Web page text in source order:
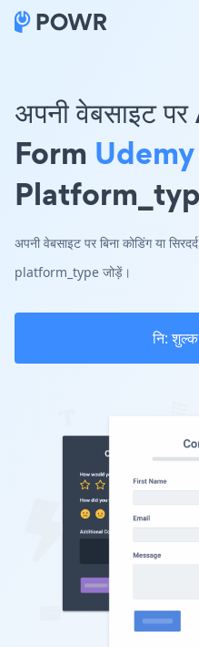
अपनी वेबसाइट
Form Udemy
अपनी वेबसाइट पर बिना कोडिंग या
platform_type जोड़ें।
नि: